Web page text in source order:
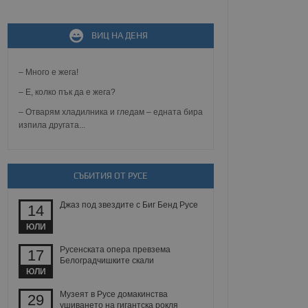
ВИЦ НА ДЕНЯ
– Много е жега!
– Е, колко пък да е жега?
– Отварям хладилника и гледам – едната бира
изпила другата...
СЪБИТИЯ ОТ РУСЕ
14
ЮЛИ
Джаз под звездите с Биг Бенд Русе
17
ЮЛИ
Русенската опера превзема
Белоградчишките скали
29
Музеят в Русе домакинства
ушиването на гигантска рокля
зададена от уеб
MVC
известно като
при затваряне
на съгласието на
за тяхното
сесии.
между хората
уебсайт.
на
на бисквитките,
съответствие и
и
и предоставя
използва